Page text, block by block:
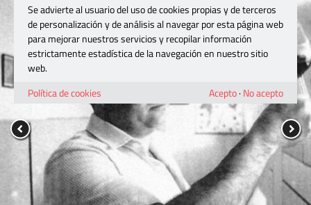
Se advierte al usuario del uso de cookies propias y de terceros
de personalización y de análisis al navegar por esta página web
para mejorar nuestros servicios y recopilar información
estrictamente estadística de la navegación en nuestro sitio
web.
Política de cookies
Acepto· No acepto